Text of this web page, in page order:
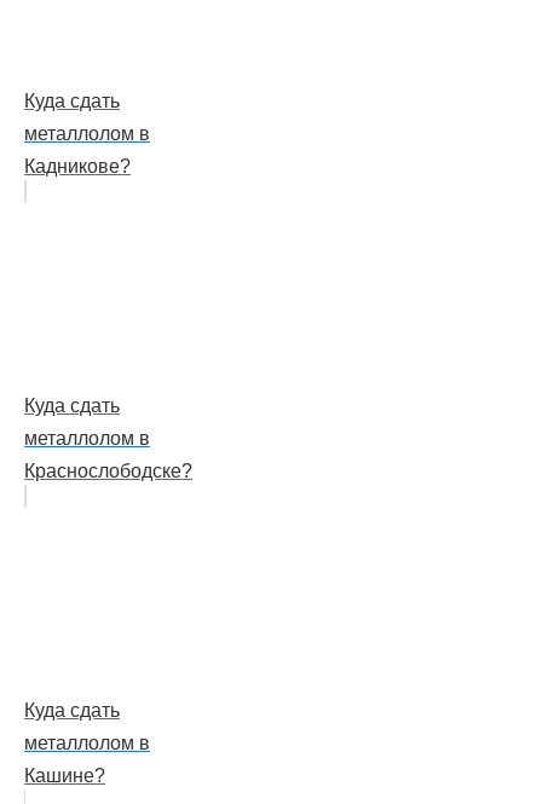
Куда сдать
металлолом в
Кадникове?
Куда сдать
металлолом в
Краснослободске?
Куда сдать
металлолом в
Кашине?